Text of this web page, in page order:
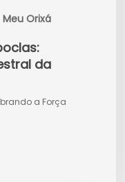
Orixá
da
a Força